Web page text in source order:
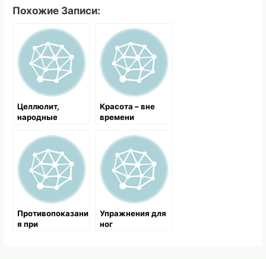
Похожие Записи:
Целлюлит,
народные
борьбы с
целлюлитом в
домашних
условиях
Красота – вне
времени
Противопоказани
я при
Упражнения для
ног